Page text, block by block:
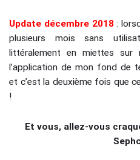
Update décembre 2018:
plusieurs mois sans
littéralement en miettes
l’application de mon fond de
et c’est la deuxième fois que
!
Et vous, allez-vous